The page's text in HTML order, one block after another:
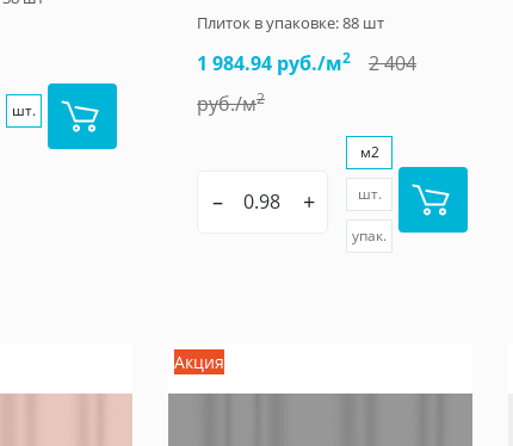
шт.
Плиток в упаковке:88 шт
1 984.94 руб./м2
2 404
руб./м2
– +
м2
шт.
упак.
Акция